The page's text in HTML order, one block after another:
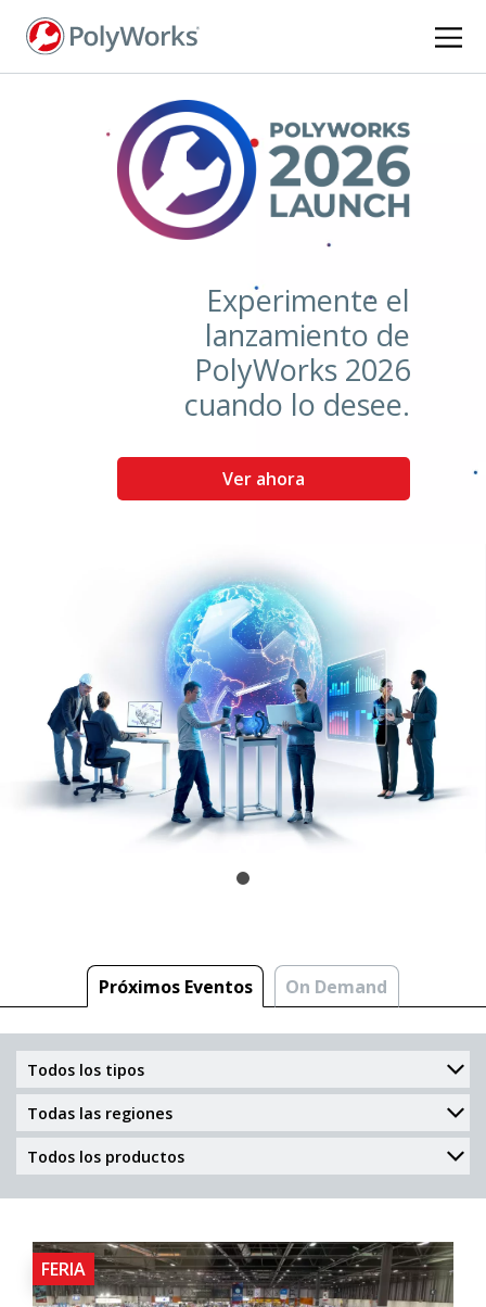
Pasar
Experimente el
lanzamiento de
PolyWorks 2026
cuando lo desee.
Ver ahora
Próximos Eventos On Demand
FERIA